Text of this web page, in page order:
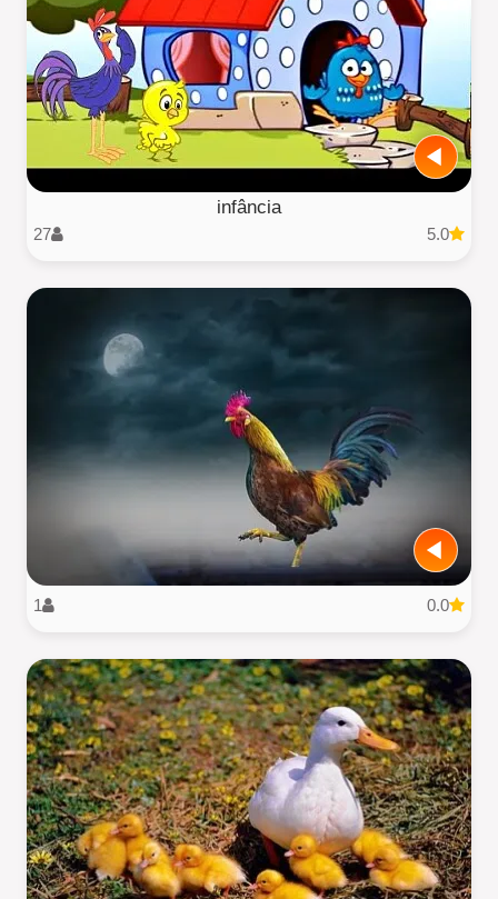
infância
5.0
27
0.0
1